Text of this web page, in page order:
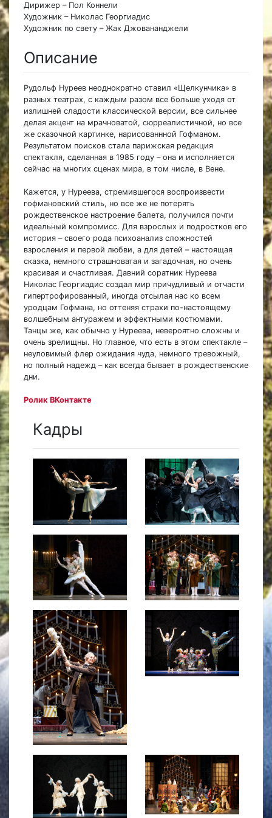
Дирижер – Пол Коннели
Художник – Николас Георгиадис
Художник по свету – Жак Джовананджели
Описание
Рудольф Нуреев неоднократно ставил «Щелкунчика» в
разных театрах, с каждым разом все больше уходя от
излишней сладости классической версии, все сильнее
делая акцент на мрачноватой, сюрреалистичной, но все
же сказочной картинке, нарисованнной Гофманом.
Результатом поисков стала парижская редакция
спектакля, сделанная в 1985 году – она и исполняется
сейчас на многих сценах мира, в том числе, в Вене.
Кажется, у Нуреева, стремившегося воспроизвести
гофмановский стиль, но все же не потерять
рождественское настроение балета, получился почти
идеальный компромисс. Для взрослых и подростков его
история – своего рода психоанализ сложностей
взросления и первой любви, а для детей – настоящая
сказка, немного страшноватая и загадочная, но очень
красивая и счастливая. Давний соратник Нуреева
Николас Георгиадис создал мир причудливый и отчасти
гипертрофированный, иногда отсылая нас ко всем
уродцам Гофмана, но оттеняя страхи по-настоящему
волшебным антуражем и эффектными костюмами.
Танцы же, как обычно у Нуреева, невероятно сложны и
очень зрелищны. Но главное, что есть в этом спектакле –
неуловимый флер ожидания чуда, немного тревожный,
но полный надежд – как всегда бывает в рождественские
дни.
Ролик ВКонтакте
Кадры